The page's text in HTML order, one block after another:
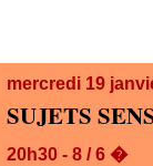
mercredi 19
SUJETS
20h30 - 8 / 6 �